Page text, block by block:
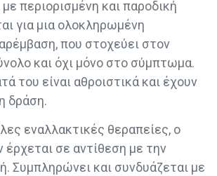
περιορισμένη και παροδική
για μια ολοκληρωμένη
που στοχεύει στον
και όχι μόνο στο σύμπτωμα.
του είναι αθροιστικά και έχουν
δράση.
εναλλακτικές θεραπείες, ο
έρχεται σε αντίθεση με την
Συμπληρώνει και συνδυάζεται με